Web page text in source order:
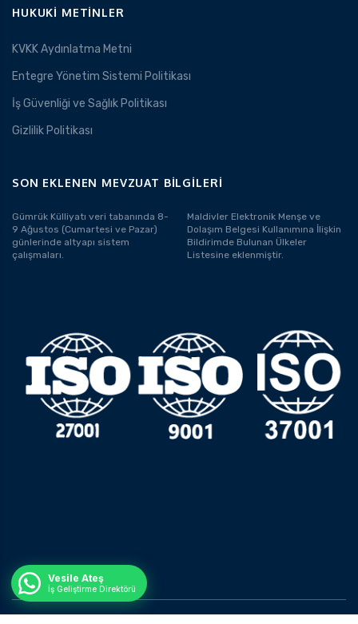
HUKUKI METINLER
KVKK Aydınlatma Metni
Entegre Yönetim Sistemi Politikası
İş Güvenliği ve Sağlık Politikası
Gizlilik Politikası
SON EKLENEN MEVZUAT BILGILERI
Gümrük Külliyatı veri tabanında 8-
9 Ağustos (Cumartesi ve Pazar)
günlerinde altyapı sistem
çalışmaları.
Maldivler Elektronik Menşe ve
Dolaşım Belgesi Kullanımına İlişkin
Bildirimde Bulunan Ülkeler
Listesine eklenmiştir.
Vesile Ateş
İş Geliştirme Direktörü